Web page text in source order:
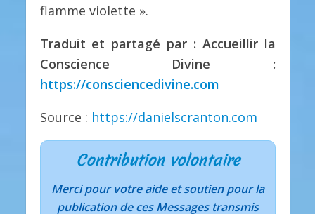
flamme violette ».
Traduit et partagé par : Accueillir la
Conscience Divine :
https://consciencedivine.com
Source : https://danielscranton.com
Contribution volontaire
Merci pour votre aide et soutien pour la
publication de ces Messages transmis